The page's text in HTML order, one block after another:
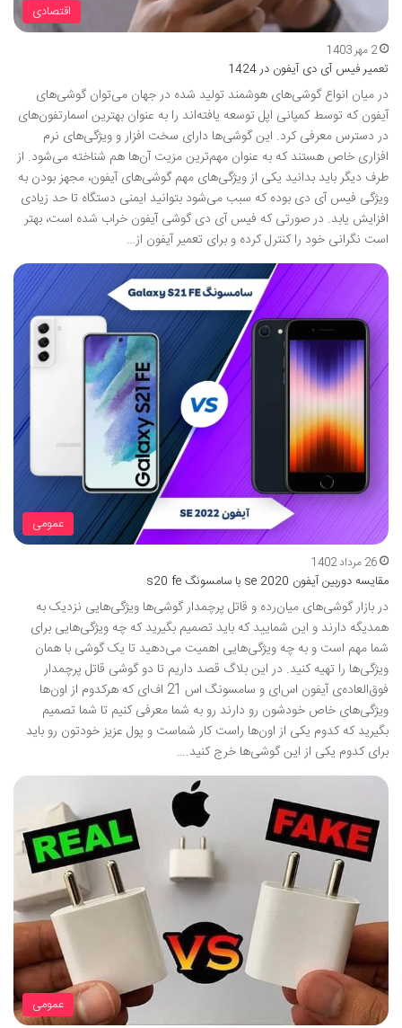
اقتصادی
2 مهر 1403
تعمیر فیس آی دی آیفون در 1424
در میان انواع گوشی‌های هوشمند تولید شده در جهان می‌توان گوشی‌های
آیفون که توسط کمپانی اپل توسعه یافته‌اند را به عنوان بهترین اسمارتفون‌های
در دسترس معرفی کرد. این گوشی‌ها دارای سخت افزار و ویژگی‌های نرم
افزاری خاص هستند که به عنوان مهم‌ترین مزیت آن‌ها هم شناخته می‌شود. از
طرف دیگر باید بدانید یکی از ویژگی‌های مهم گوشی‌های آیفون، مجهز بودن به
ویژگی فیس آی دی بوده که سبب می‌شود بتوانید ایمنی دستگاه تا حد زیادی
افزایش یابد. در صورتی که فیس آی دی گوشی آیفون خراب شده است، بهتر
است نگرانی خود را کنترل کرده و برای تعمیر آیفون از…
عمومی
26 مرداد 1402
مقایسه دوربین آیفون se 2020 با سامسونگ s20 fe
در بازار گوشی‌های میان‌رده و قاتل پرچمدار گوشی‌ها ویژگی‌هایی نزدیک به
همدیگه دارند و این شمایید که باید تصمیم بگیرید که چه ویژگی‌هایی برای
شما مهم است و به چه ویژگی‌هایی اهمیت می‌دهید تا یک گوشی با همان
ویژگی‌‌ها را تهیه کنید. در این بلاگ قصد داریم تا دو گوشی قاتل پرچمدار
فوق‌العاده‌ی آیفون اس‌ای و سامسونگ اس 21 اف‌ای که هرکدوم از اون‌ها
ویژگی‌های خاص خودشون رو دارند رو به شما معرفی کنیم تا شما تصمیم
بگیرید که کدوم یکی از اون‌ها راست کار شماست و پول عزیز خودتون رو باید
برای کدوم یکی از این گوشی‌ها خرج کنید.…
عمومی